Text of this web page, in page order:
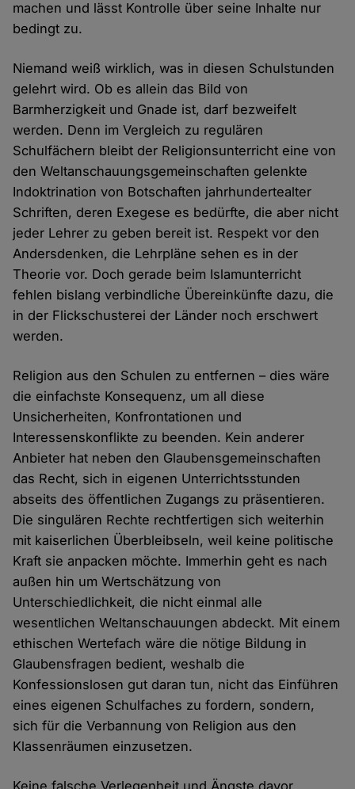
machen und lässt Kontrolle über seine Inhalte nur
bedingt zu.
Niemand weiß wirklich, was in diesen Schulstunden
gelehrt wird. Ob es allein das Bild von
Barmherzigkeit und Gnade ist, darf bezweifelt
werden. Denn im Vergleich zu regulären
Schulfächern bleibt der Religionsunterricht eine von
den Weltanschauungsgemeinschaften gelenkte
Indoktrination von Botschaften jahrhundertealter
Schriften, deren Exegese es bedürfte, die aber nicht
jeder Lehrer zu geben bereit ist. Respekt vor den
Andersdenken, die Lehrpläne sehen es in der
Theorie vor. Doch gerade beim Islamunterricht
fehlen bislang verbindliche Übereinkünfte dazu, die
in der Flickschusterei der Länder noch erschwert
werden.
Religion aus den Schulen zu entfernen – dies wäre
die einfachste Konsequenz, um all diese
Unsicherheiten, Konfrontationen und
Interessenskonflikte zu beenden. Kein anderer
Anbieter hat neben den Glaubensgemeinschaften
das Recht, sich in eigenen Unterrichtsstunden
abseits des öffentlichen Zugangs zu präsentieren.
Die singulären Rechte rechtfertigen sich weiterhin
mit kaiserlichen Überbleibseln, weil keine politische
Kraft sie anpacken möchte. Immerhin geht es nach
außen hin um Wertschätzung von
Unterschiedlichkeit, die nicht einmal alle
wesentlichen Weltanschauungen abdeckt. Mit einem
ethischen Wertefach wäre die nötige Bildung in
Glaubensfragen bedient, weshalb die
Konfessionslosen gut daran tun, nicht das Einführen
eines eigenen Schulfaches zu fordern, sondern,
sich für die Verbannung von Religion aus den
Klassenräumen einzusetzen.